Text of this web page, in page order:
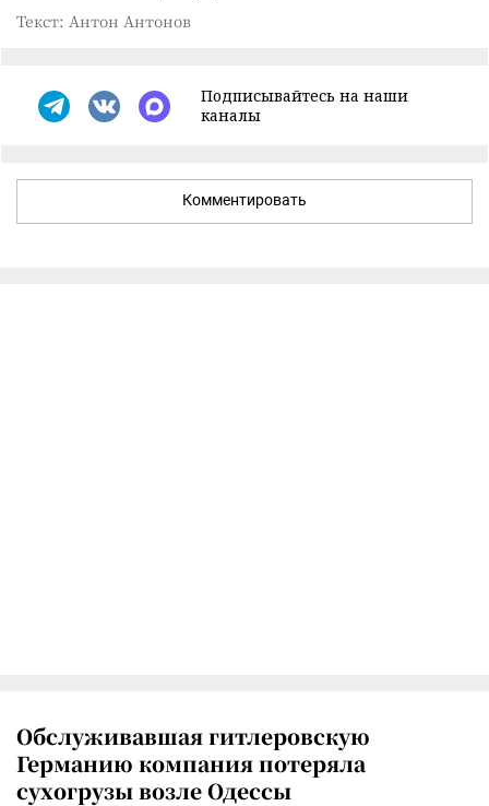
Текст: Антон Антонов
Подписывайтесь на наши
каналы
Комментировать
Обслуживавшая гитлеровскую
Германию компания потеряла
сухогрузы возле Одессы